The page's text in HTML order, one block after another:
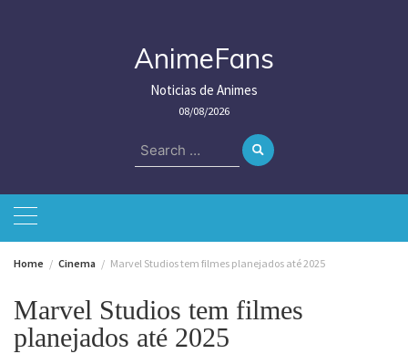
AnimeFans
Noticias de Animes
08/08/2026
Search
for:
Home Cinema Marvel Studios tem filmes planejados até 2025
Marvel Studios tem filmes
planejados até 2025